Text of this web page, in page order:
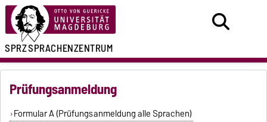
SPRZSPRACHENZENTRUM
Prüfungsanmeldung
Formular A (Prüfungsanmeldung alle Sprachen)